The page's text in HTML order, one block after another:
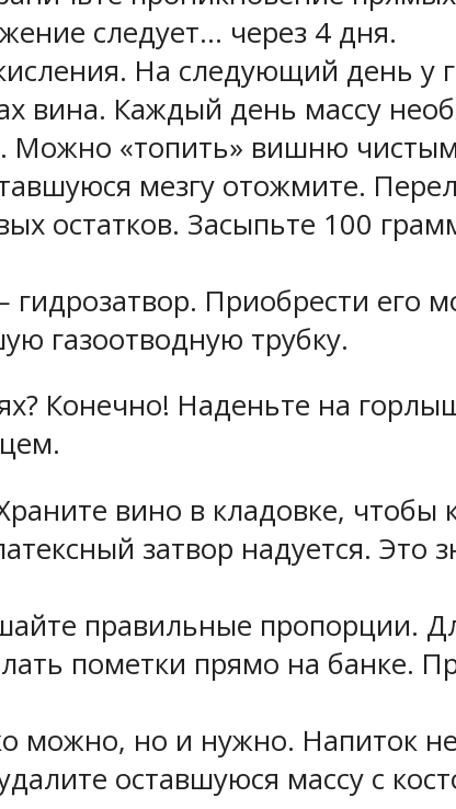
следует… через 4 дня.
На следующий день у
вина. Каждый день массу
Можно «топить» вишню
мезгу отожмите.
остатков. Засыпьте 100
Приобрести его
газоотводную трубку.
Конечно! Наденьте на
вино в кладовке, чтобы
затвор надуется. Это
правильные пропорции.
пометки прямо на банке.
можно, но и нужно. Напиток
оставшуюся массу с